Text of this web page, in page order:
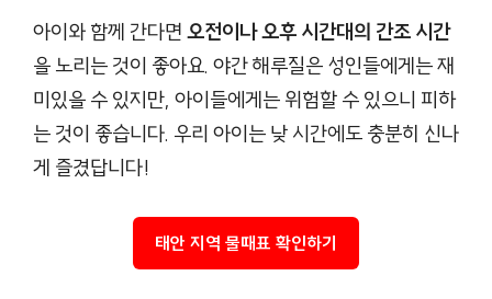
아이와 함께 간다면 오전이나 오후 시간대의 간조 시간
을 노리는 것이 좋아요. 야간 해루질은 성인들에게는 재
미있을 수 있지만, 아이들에게는 위험할 수 있으니 피하
는 것이 좋습니다. 우리 아이는 낮 시간에도 충분히 신나
게 즐겼답니다!
태안 지역 물때표 확인하기